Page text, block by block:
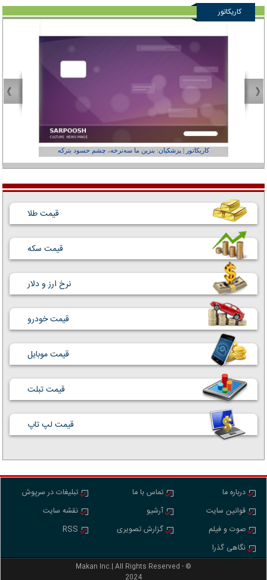
کاریکاتور
کاریکاتور | پزشکیان: بنزین ما سه‌نرخه، چشم حسود بترکه
قیمت طلا
قیمت سکه
نرخ ارز و دلار
قیمت خودرو
قیمت موبایل
قیمت تبلت
قیمت لپ تاپ
درباره ما
قوانین سایت
صوت و فیلم
نگاهی گذرا
تماس با ما
آرشیو
گزارش تصویری
تبلیغات در سرپوش
نقشه سایت
RSS
Makan Inc.‎‎‎| All Rights Reserved - ©
2024